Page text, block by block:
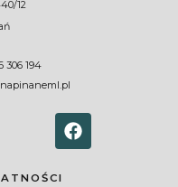
12
306 194